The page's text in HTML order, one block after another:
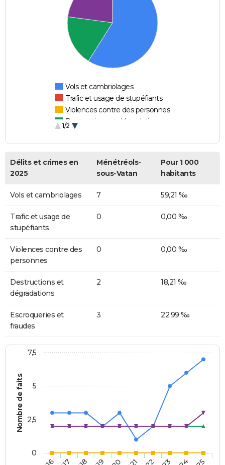
Vols et cambriolages
Trafic et usage de stupéfiants
Violences contre des personnes
Destructions et dégradations
1/2
Délits et crimes en
2025
Ménétréols-
sous-Vatan
Pour 1 000
habitants
Vols et cambriolages 7 59,21 ‰
Trafic et usage de
stupéfiants
0 0,00 ‰
Violences contre des
personnes
0 0,00 ‰
Destructions et
dégradations
2 18,21 ‰
Escroqueries et
fraudes
3 22,99 ‰
Nombre de faits
0
2,5
5
7,5